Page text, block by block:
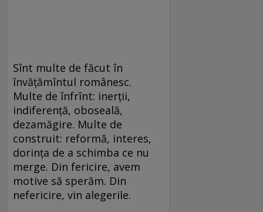
Sînt multe de făcut în
învățămîntul românesc.
Multe de înfrînt: inerții,
indiferență, oboseală,
dezamăgire. Multe de
construit: reformă, interes,
dorința de a schimba ce nu
merge. Din fericire, avem
motive să sperăm. Din
nefericire, vin alegerile.